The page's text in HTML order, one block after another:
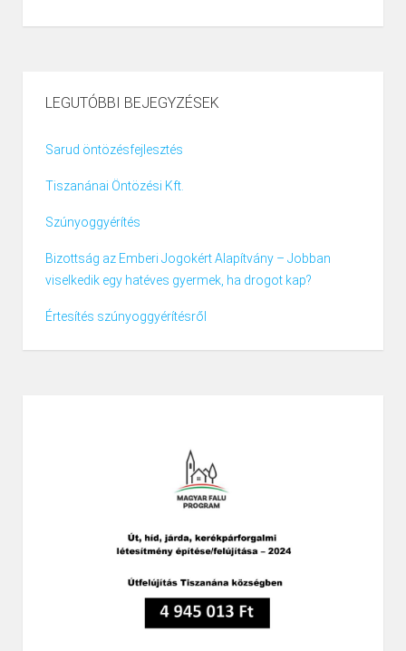
LEGUTÓBBI BEJEGYZÉSEK
Sarud öntözésfejlesztés
Tiszanánai Öntözési Kft.
Szúnyoggyérítés
Bizottság az Emberi Jogokért Alapítvány – Jobban
viselkedik egy hatéves gyermek, ha drogot kap?
Értesítés szúnyoggyérítésről